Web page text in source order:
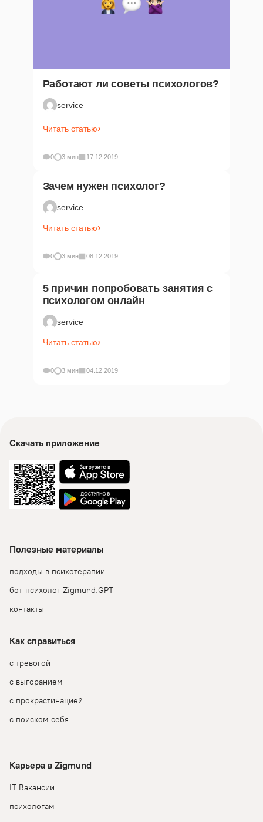
Работают ли советы психологов?
service
Читать статью
0 3 мин 17.12.2019
Зачем нужен психолог?
service
Читать статью
0 3 мин 08.12.2019
5 причин попробовать занятия с
психологом онлайн
service
Читать статью
0 3 мин 04.12.2019
Скачать приложение
Полезные материалы
подходы в психотерапии
бот-психолог Zigmund.GPT
контакты
Как справиться
с тревогой
с выгоранием
с прокрастинацией
с поиском себя
Карьера в Zigmund
IT Вакансии
психологам